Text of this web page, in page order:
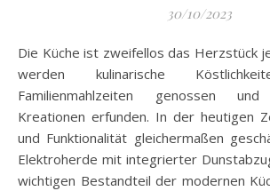
30/10/2023
Die Küche ist zweifellos das Herzstück jedes Hauses. Hier
werden kulinarische
Familienmahlzeiten genossen und
Kreationen erfunden. In der heutigen
und Funktionalität gleichermaßen
Elektroherde mit integrierter
wichtigen Bestandteil der modernen